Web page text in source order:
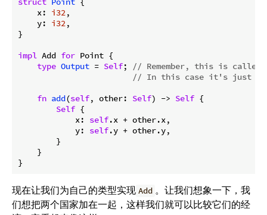
    x:
i32,
    y:
i32,
}
impl Add for Point {
type Output = Self;
// Remember, this is
// In this case it's just
fn add(self, other: Self) -> Self {
Self {
            x:
self.x + other.x,
            y:
self.y + other.y,
        }
    }
现在让我们为自己的类型实现 Add 。让我们想象一下，我
们想把两个国家加在一起，这样我们就可以比较它们的经